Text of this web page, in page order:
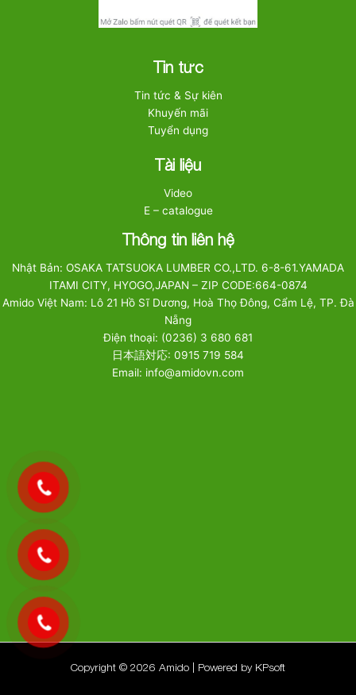
Tin tức
Tin tức & Sự kiên
Khuyến mãi
Tuyển dụng
Tài liệu
Video
E – catalogue
Thông tin liên hệ
Nhật Bản: OSAKA TATSUOKA LUMBER CO.,LTD. 6-8-61.YAMADA
ITAMI CITY, HYOGO,JAPAN – ZIP CODE:664-0874
Amido Việt Nam: Lô 21 Hồ Sĩ Dương, Hoà Thọ Đông, Cẩm Lệ, TP. Đà
Nẵng
Điện thoại: (0236) 3 680 681
日本語対応: 0915 719 584
Email: info@amidovn.com
Copyright © 2026 Amido | Powered by KPsoft